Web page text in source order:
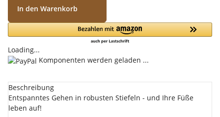
In den Warenkorb
Loading...
Komponenten werden geladen ...
Beschreibung
Entspanntes Gehen in robusten Stiefeln - und Ihre Füße
leben auf!